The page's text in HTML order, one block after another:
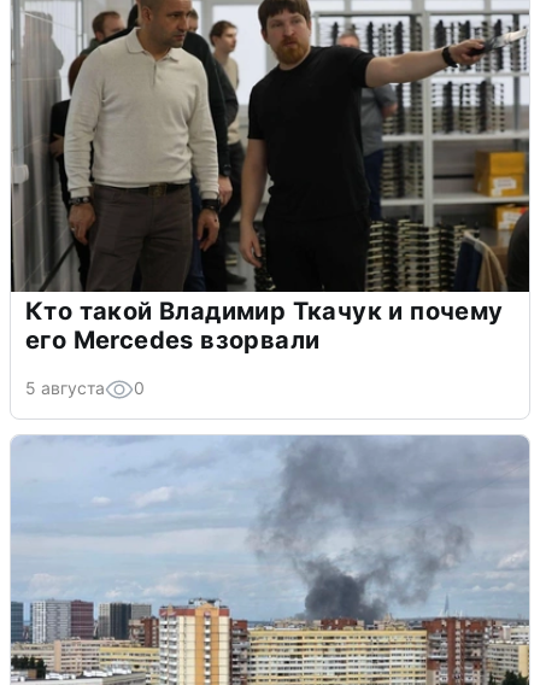
Кто такой Владимир Ткачук и почему
его Mercedes взорвали
5 августа 0